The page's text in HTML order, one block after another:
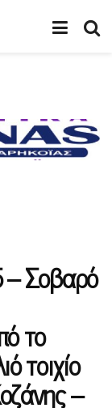
Σοβαρό
το
τοιχίο
–